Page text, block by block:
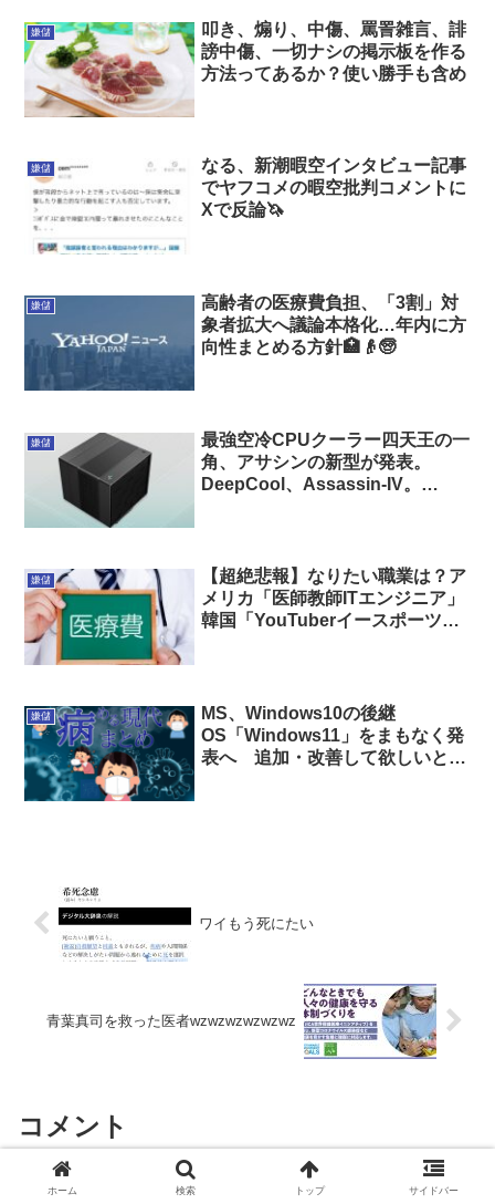
嫌儲
叩き、煽り、中傷、罵詈雑言、誹
謗中傷、一切ナシの掲示板を作る
方法ってあるか？使い勝手も含め
嫌儲
なる、新潮暇空インタビュー記事
でヤフコメの暇空批判コメントに
Xで反論🦄
嫌儲
高齢者の医療費負担、「3割」対
象者拡大へ議論本格化…年内に方
向性まとめる方針🏥👴🧓
嫌儲
最強空冷CPUクーラー四天王の一
角、アサシンの新型が発表。
DeepCool、Assassin-IV。
嫌儲
【超絶悲報】なりたい職業は？ア
メリカ「医師教師ITエンジニア」
韓国「YouTuberイースポーツゲ
嫌儲
MS、Windows10の後継
OS「Windows11」をまもなく発
表へ 追加・改善して欲しいとこ
ワイもう死にたい
青葉真司を救った医者wzwzwzwzwzwz
コメント
コメントを書き込む
ホーム 検索 トップ サイドバー